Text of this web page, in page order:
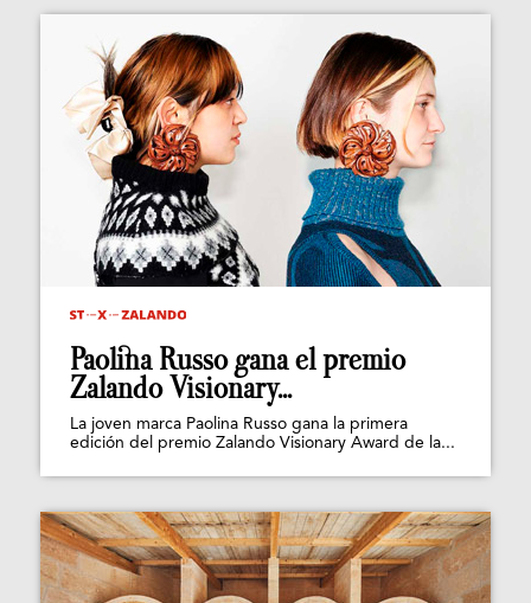
Paolina Russo gana el premio
Zalando Visionary...
La joven marca Paolina Russo gana la primera
edición del premio Zalando Visionary Award de la...